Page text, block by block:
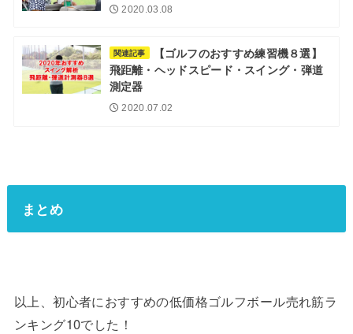
2020.03.08
関連記事
【ゴルフのおすすめ練習機８選】
飛距離・ヘッドスピード・スイング・弾道
測定器
2020.07.02
まとめ
以上、初心者におすすめの低価格ゴルフボール売れ筋ラ
ンキング10でした！